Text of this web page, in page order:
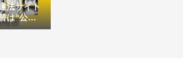
法サイト
は“公式